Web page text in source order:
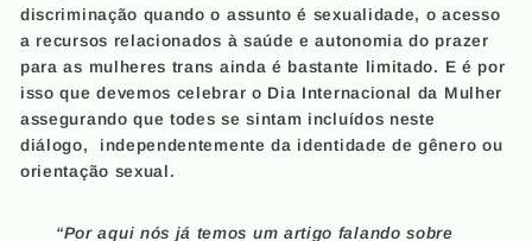
discriminação quando o assunto é sexualidade, o acesso
a recursos relacionados à saúde e autonomia do prazer
para as mulheres trans ainda é bastante limitado. E é por
isso que devemos celebrar o Dia Internacional da Mulher
assegurando que todes se sintam incluídos neste
diálogo, independentemente da identidade de gênero ou
orientação sexual.
“Por aqui nós já temos um artigo falando sobre